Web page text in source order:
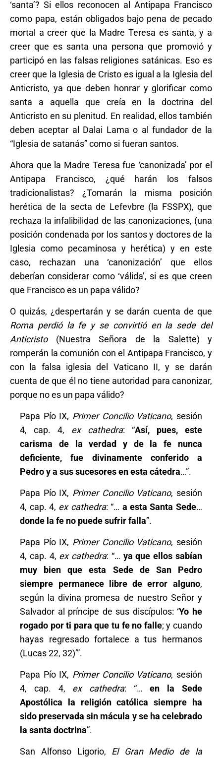
‘santa’? Si ellos reconocen al Antipapa Francisco
como papa, están obligados bajo pena de pecado
mortal a creer que la Madre Teresa es santa, y a
creer que es santa una persona que promovió y
participó en las falsas religiones satánicas. Eso es
creer que la Iglesia de Cristo es igual a la Iglesia del
Anticristo, ya que deben honrar y glorificar como
santa a aquella que creía en la doctrina del
Anticristo en su plenitud. En realidad, ellos también
deben aceptar al Dalai Lama o al fundador de la
“Iglesia de satanás” como si fueran santos.
Ahora que la Madre Teresa fue ‘canonizada’ por el
Antipapa Francisco, ¿qué harán los falsos
tradicionalistas? ¿Tomarán la misma posición
herética de la secta de Lefevbre (la FSSPX), que
rechaza la infalibilidad de las canonizaciones, (una
posición condenada por los santos y doctores de la
Iglesia como pecaminosa y herética) y en este
caso, rechazan una ‘canonización’ que ellos
deberían considerar como ‘válida’, si es que creen
que Francisco es un papa válido?
O quizás, ¿despertarán y se darán cuenta de que
Roma perdió la fe y se convirtió en la sede del
Anticristo (Nuestra Señora de la Salette) y
romperán la comunión con el Antipapa Francisco, y
con la falsa iglesia del Vaticano II, y se darán
cuenta de que él no tiene autoridad para canonizar,
porque no es un papa válido?
Papa Pío IX, Primer Concilio Vaticano, sesión
4, cap. 4, ex cathedra: “Así, pues, este
carisma de la verdad y de la fe nunca
deficiente, fue divinamente conferido a
Pedro y a sus sucesores en esta cátedra…”.
Papa Pío IX, Primer Concilio Vaticano, sesión
4, cap. 4, ex cathedra: “… a esta Santa Sede…
donde la fe no puede sufrir falla”.
Papa Pío IX, Primer Concilio Vaticano, sesión
4, cap. 4, ex cathedra: “… ya que ellos sabían
muy bien que esta Sede de San Pedro
siempre permanece libre de error alguno,
según la divina promesa de nuestro Señor y
Salvador al príncipe de sus discípulos: ‘Yo he
rogado por ti para que tu fe no falle; y cuando
hayas regresado fortalece a tus hermanos
(Lucas 22, 32)’”.
Papa Pío IX, Primer Concilio Vaticano, sesión
4, cap. 4, ex cathedra: “…en la Sede
Apostólica la religión católica siempre ha
sido preservada sin mácula y se ha celebrado
la santa doctrina”.
San Alfonso Ligorio, El Gran Medio de la